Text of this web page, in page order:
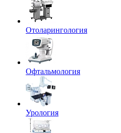
Отоларингология
Офтальмология
Урология